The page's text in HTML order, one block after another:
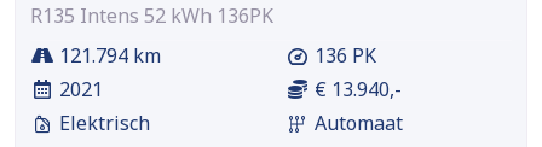
R135 Intens 52 kWh 136PK
121.794 km
2021
Elektrisch
136 PK
€ 13.940,-
Automaat